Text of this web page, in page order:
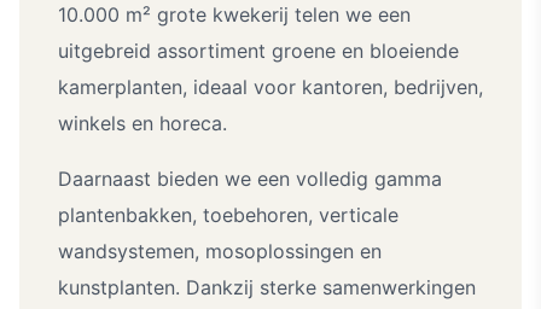
10.000 m² grote kwekerij telen we een
uitgebreid assortiment groene en bloeiende
kamerplanten, ideaal voor kantoren, bedrijven,
winkels en horeca.
Daarnaast bieden we een volledig gamma
plantenbakken, toebehoren, verticale
wandsystemen, mosoplossingen en
kunstplanten. Dankzij sterke samenwerkingen